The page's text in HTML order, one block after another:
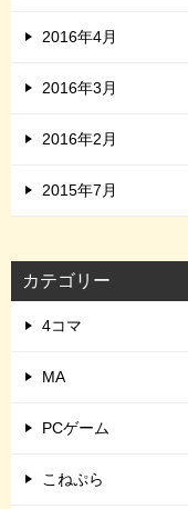
2016年4月
2016年3月
2016年2月
2015年7月
カテゴリー
4コマ
MA
PCゲーム
こねぷら